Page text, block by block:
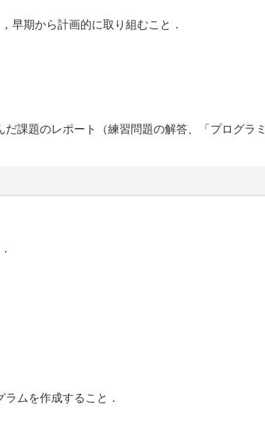
早期から計画的に取り組むこと．
課題のレポート（練習問題の解答、「プログ
ムを作成すること．